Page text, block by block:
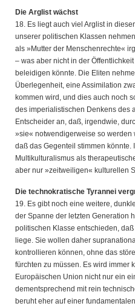
Die Arglist wächst
18. Es liegt auch viel Arglist in
unserer politischen Klassen
als »Mutter der Menschenrechte«
– was aber nicht in der
beleidigen könnte. Die Eliten
Überlegenheit, eine Assimilation
kommen wird, und dies auch noch
des imperialistischen Denkens des
Entscheider an, daß, irgendwie,
»sie« notwendigerweise so
daß das Gegenteil stimmen
Multikulturalismus als
aber nur »zeitweiligen« kulturellen
Die technokratische Tyrannei
19. Es gibt noch eine weitere,
der Spanne der letzten Generation
politischen Klasse entschieden,
liege. Sie wollen daher
kontrollieren können, ohne das
fürchten zu müssen. Es wird immer
Europäischen Union nicht nur ein
dementsprechend mit rein
beruht eher auf einer